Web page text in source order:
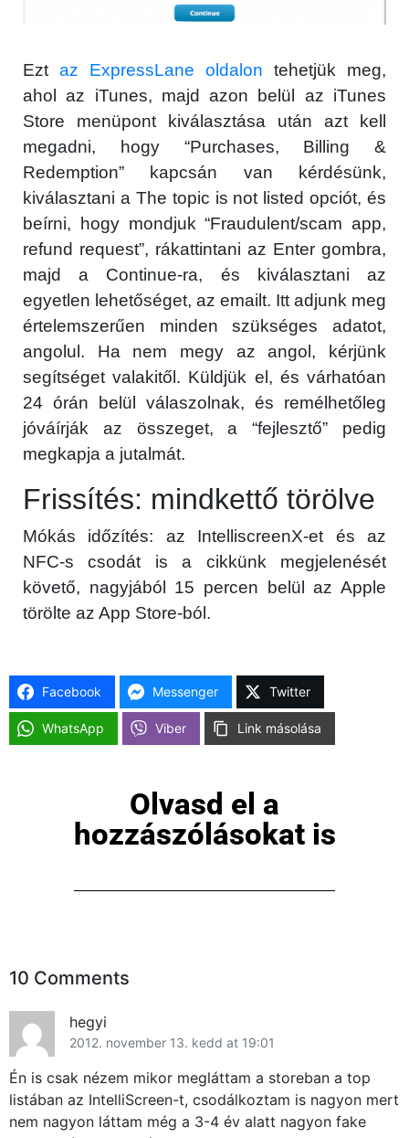
Ezt az ExpressLane oldalon tehetjük meg,
ahol az iTunes, majd azon belül az iTunes
Store menüpont kiválasztása után azt kell
megadni, hogy “Purchases, Billing &
Redemption” kapcsán van kérdésünk,
kiválasztani a The topic is not listed opciót, és
beírni, hogy mondjuk “Fraudulent/scam app,
refund request”, rákattintani az Enter gombra,
majd a Continue-ra, és kiválasztani az
egyetlen lehetőséget, az emailt. Itt adjunk meg
értelemszerűen minden szükséges adatot,
angolul. Ha nem megy az angol, kérjünk
segítséget valakitől. Küldjük el, és várhatóan
24 órán belül válaszolnak, és remélhetőleg
jóváírják az összeget, a “fejlesztő” pedig
megkapja a jutalmát.
Frissítés: mindkettő törölve
Mókás időzítés: az IntelliscreenX-et és az
NFC-s csodát is a cikkünk megjelenését
követő, nagyjából 15 percen belül az Apple
törölte az App Store-ból.
Facebook Messenger Twitter
WhatsApp Viber Link másolása
Olvasd el a
hozzászólásokat is
10 Comments
hegyi
2012. november 13. kedd at 19:01
Én is csak nézem mikor megláttam a storeban a top
listában az IntelliScreen-t, csodálkoztam is nagyon mert
nem nagyon láttam még a 3-4 év alatt nagyon fake